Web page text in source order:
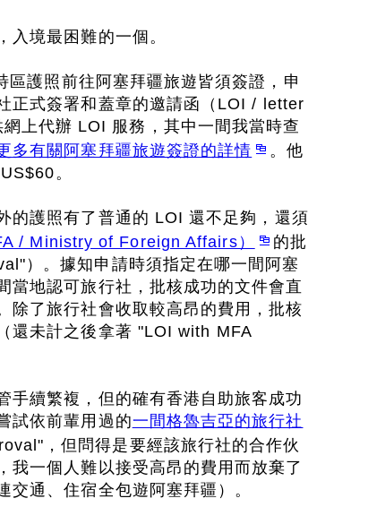
入境最困難的一個。
護照前往阿塞拜疆旅遊皆須簽證，申
正式簽署和蓋章的邀請函（LOI / letter
上代辦 LOI 服務，其中一間我當時查
多有關阿塞拜疆旅遊簽證的詳情
。他
。
的護照有了普通的 LOI 還不足夠，還須
/ Ministry of Foreign Affairs）
的批
）。據知申請時須指定在哪一間阿塞
當地認可旅行社，批核成功的文件會直
除了旅行社會收取較高昂的費用，批核
還未計之後拿著 "LOI with MFA
手續繁複，但的確有香港自助旅客成功
試依前輩用過的一間格魯吉亞的旅行社
，但問得是要經該旅行社的合作伙
我一個人難以接受高昂的費用而放棄了
交通、住宿全包遊阿塞拜疆）。